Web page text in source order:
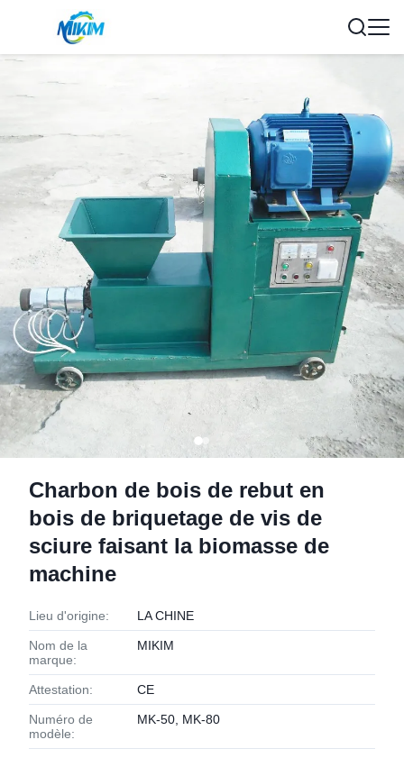
Charbon de bois de rebut en
bois de briquetage de vis de
sciure faisant la biomasse de
machine
Lieu d'origine: LA CHINE
Nom de la
marque:
MIKIM
Attestation: CE
Numéro de
modèle:
MK-50, MK-80